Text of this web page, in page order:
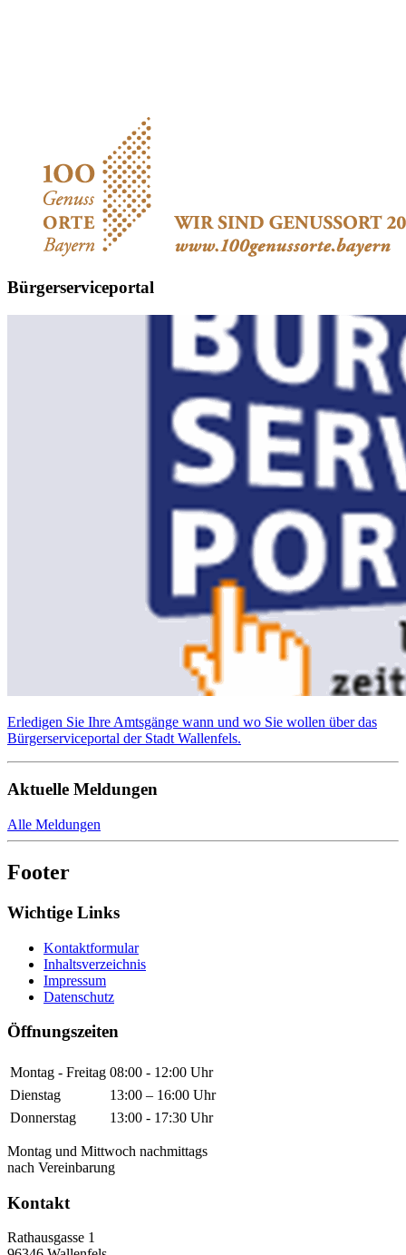
Bürgerserviceportal
Erledigen Sie Ihre Amtsgänge wann und wo Sie wollen über das
Bürgerserviceportal der Stadt Wallenfels.
Aktuelle Meldungen
Alle Meldungen
Footer
Wichtige Links
Kontaktformular
Inhaltsverzeichnis
Impressum
Datenschutz
Öffnungszeiten
Montag - Freitag 08:00 - 12:00 Uhr
Dienstag
13:00 – 16:00 Uhr
Donnerstag
13:00 - 17:30 Uhr
Montag und Mittwoch nachmittags
nach Vereinbarung
Kontakt
Rathausgasse 1